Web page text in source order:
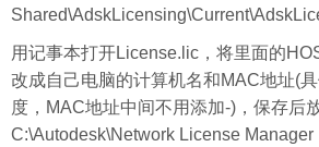
用记事本打开License.lic，将里面的
改成自己电脑的计算机名和MAC地址(
度 ，MAC地址中间不用添加-)，保存后
C:\Autodesk\Network License Manager